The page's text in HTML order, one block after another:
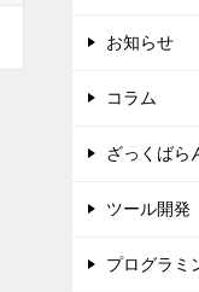
お知らせ
コラム
ざっくばら
ツール開発
プログラミ